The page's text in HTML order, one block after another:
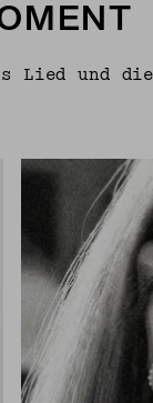
Lied und